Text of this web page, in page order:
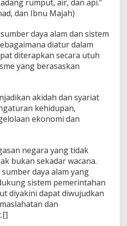
rumput, air, dan api.”
dan Ibnu Majah)
daya alam dan sistem
diatur dalam
diterapkan secara utuh
yang berasaskan
akidah dan syariat
kehidupan,
ekonomi dan
negara yang tidak
bukan sekadar wacana.
daya alam yang
sistem pemerintahan
diyakini dapat diwujudkan
dan